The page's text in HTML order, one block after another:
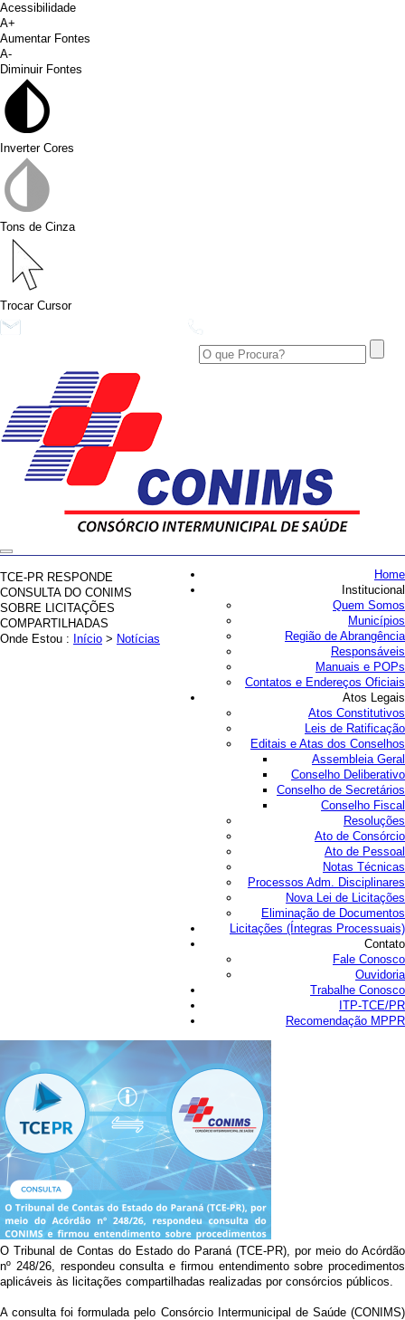
Acessibilidade
A+
Aumentar Fontes
A-
Diminuir Fontes
Inverter Cores
Tons de Cinza
Trocar Cursor
Home
Institucional
Quem Somos
Municípios
Região de Abrangência
Responsáveis
Manuais e POPs
Contatos e Endereços Oficiais
Atos Legais
Atos Constitutivos
Leis de Ratificação
Editais e Atas dos Conselhos
Assembleia Geral
Conselho Deliberativo
Conselho de Secretários
Conselho Fiscal
Resoluções
Ato de Consórcio
Ato de Pessoal
Notas Técnicas
Processos Adm. Disciplinares
Nova Lei de Licitações
Eliminação de Documentos
Licitações (Íntegras Processuais)
Contato
Fale Conosco
Ouvidoria
Trabalhe Conosco
ITP-TCE/PR
Recomendação MPPR
TCE-PR RESPONDE
CONSULTA DO CONIMS
SOBRE LICITAÇÕES
COMPARTILHADAS
Onde Estou : Início > Notícias
O Tribunal de Contas do Estado do Paraná (TCE-PR), por meio do Acórdão
nº 248/26, respondeu consulta e firmou entendimento sobre procedimentos
aplicáveis às licitações compartilhadas realizadas por consórcios públicos.
A consulta foi formulada pelo Consórcio Intermunicipal de Saúde (CONIMS)